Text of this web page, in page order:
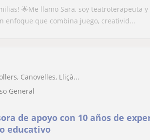
🌟Me llamo Sara, soy teatroterapeuta
enfoque que combina juego, creativid...
Canovelles, Lliçà...
General
de apoyo con 10 años de
educativo